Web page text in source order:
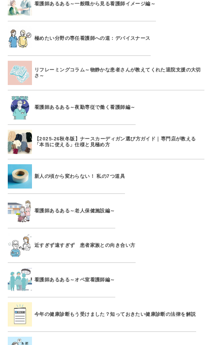
看護師あるある～一般職から見る看護師イメージ編～
極めたい分野の専任看護師への道：デバイスナース
リフレーミングコラム～物静かな患者さんが教えてくれた退院支援の大切
さ～
看護師あるある～夜勤専従で働く看護師編～
【2025-26秋冬版】ナースカーディガン選び方ガイド｜専門店が教える
「本当に使える」仕様と見極め方
新人の頃から変わらない！ 私の7つ道具
看護師あるある～老人保健施設編～
近すぎず遠すぎず 患者家族との向き合い方
看護師あるある～オペ室看護師編～
今年の健康診断もう受けました？知っておきたい健康診断の法律を解説